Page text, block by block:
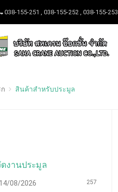
038-155-251 , 038-155-252 , 038-155-253
สินค้าสำหรับประมูล
งานประมูล
14/08/2026 257